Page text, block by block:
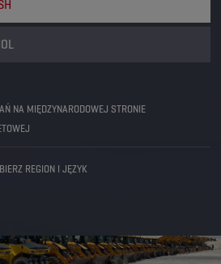
NA MIĘDZYNARODOWEJ STRONIE
REGION I JĘZYK
— to jedno z najtrudniejszych
wyścigów motocyklowych na długim
— to sprawdzian stabilności,
zdolnej sprostać nieustannej
materiale Champion Lubricants
oleju wyścigowego
o torze Spa-Francorchamps.
CZYTAJ DALEJ